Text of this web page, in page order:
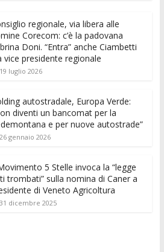
at
s
A
p
e
n
g
di
t
k
e
dI
n
di
vi
regionale, via libera alle
Corecom: c’è la padovana
Doni. “Entra” anche Ciambetti
vice presidente regionale
19 luglio 2026
autostradale, Europa Verde:
diventi un bancomat per la
e per nuove autostrade”
26 gennaio 2026
5 Stelle invoca la “legge
trombati” sulla nomina di Caner a
di Veneto Agricoltura
31 dicembre 2025